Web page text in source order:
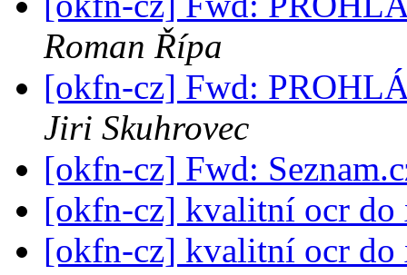
Roman Řípa
[okfn-cz] Fwd:
Jiri Skuhrovec
[okfn-cz] Fwd:
[okfn-cz] kvalitní ocr
[okfn-cz] kvalitní ocr